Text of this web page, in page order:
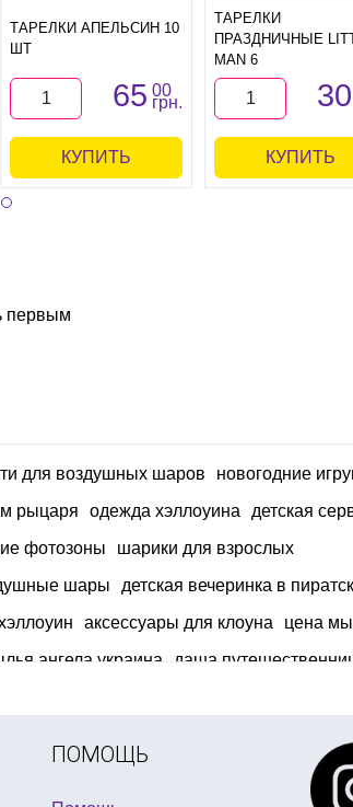
ТАРЕЛКИ АПЕЛЬСИН 10
ШТ
65 00
грн.
КУПИТЬ
ТАРЕЛКИ
ПРАЗДНИЧНЫЕ
MAN 6
30
КУПИТЬ
первым
для воздушных шаров
новогодние
рыцаря одежда хэллоуина
детская
фотозоны
шарики для взрослых
шары
детская вечеринка в
аксессуары для клоуна
цена
ангела украина даша
ПОМОЩЬ